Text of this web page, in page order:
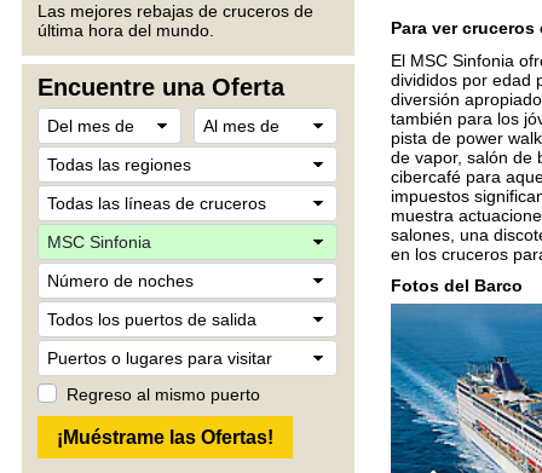
Las mejores rebajas de cruceros de
última hora del mundo.
Encuentre una Oferta
Regreso al mismo puerto
Para ver
El MSC Sinfonia
divididos por edad
diversión
también para los
pista de power
de vapor, salón de
cibercafé para
impuestos
muestra
salones, una
en los cruceros
Fotos del Barco